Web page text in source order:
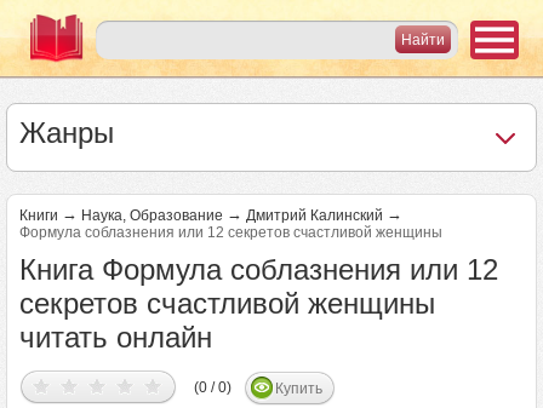
Жанры
Книги → Наука, Образование → Дмитрий Калинский →
Формула соблазнения или 12 секретов счастливой женщины
Книга Формула соблазнения или 12
секретов счастливой женщины
читать онлайн
(0 / 0) Купить